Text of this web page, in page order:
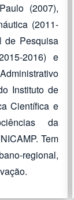
(2007),
(2011-
de Pesquisa
2016) e
Instituto de
Científica e
da
Tem
regional,